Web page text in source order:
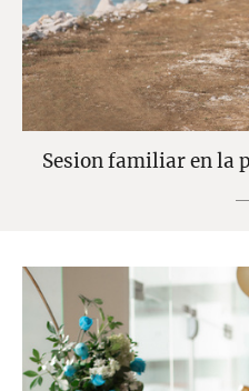
Sesion familiar en la